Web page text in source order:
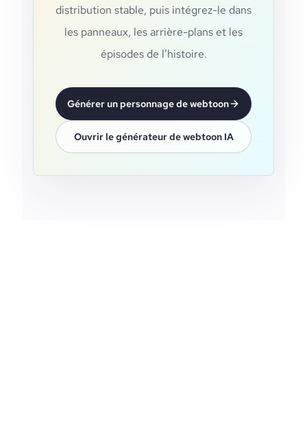
distribution stable, puis intégrez-le dans
les panneaux, les arrière-plans et les
épisodes de l’histoire.
Générer un personnage de webtoon
Ouvrir le générateur de webtoon IA